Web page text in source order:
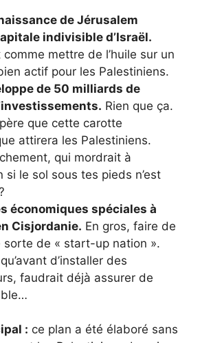
de Jérusalem
indivisible d’Israël.
comme mettre de l’huile sur un
actif pour les Palestiniens.
de 50 milliards de
Rien que ça.
que cette carotte
attirera les Palestiniens.
qui mordrait à
si le sol sous tes pieds n’est
économiques spéciales à
Cisjordanie. En gros, faire de
sorte de « start-up nation ».
d’installer des
faudrait déjà assurer de
: ce plan a été élaboré sans